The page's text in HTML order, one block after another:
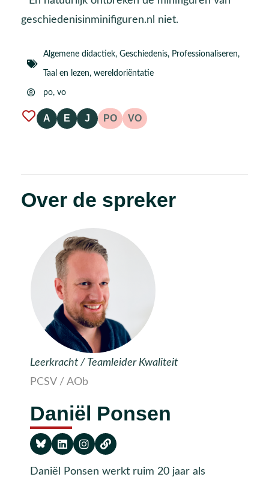
geschiedenisinminifiguren.nl niet.
Algemene didactiek, Geschiedenis, Professionaliseren,
Taal en lezen, wereldoriëntatie
po, vo
A E J PO VO
Over de spreker
Leerkracht / Teamleider Kwaliteit
PCSV / AOb
Daniël Ponsen
Daniël Ponsen werkt ruim 20 jaar als